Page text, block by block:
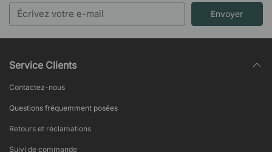
Envoyer
Service Clients
Contactez-nous
Questions fréquemment posées
Retours et réclamations
Suivi de commande